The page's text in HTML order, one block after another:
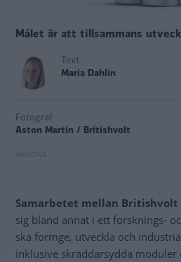
Målet är att tillsammans
Text
Maria Dahlin
Fotograf
Aston Martin / Britishvolt
Samarbetet mellan Britishvolt
sig bland annat i ett forsknings-
ska formge, utveckla och
inklusive skräddarsydda moduler